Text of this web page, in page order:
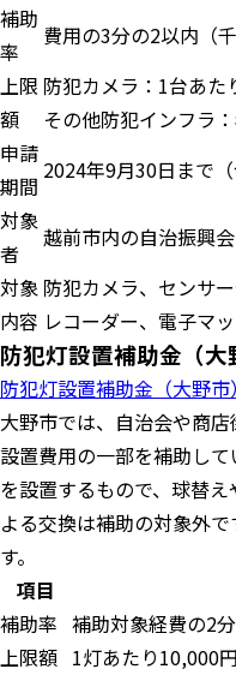
補助
率
費用の3分の2以内（
上限
額
防犯カメラ：1台あた
その他防犯インフラ
申請
期間
2024年9月30日まで（
対象
者
越前市内の自治振興会
対象
内容
防犯カメラ、センサ
レコーダー、電子マ
防犯灯設置補助金（大
防犯灯設置補助金（大野市）
大野市では、自治会や商店
設置費用の一部を補助し
を設置するもので、球替
よる交換は補助の対象外
す。
項目
補助率 補助対象経費の2
上限額 1灯あたり10,000